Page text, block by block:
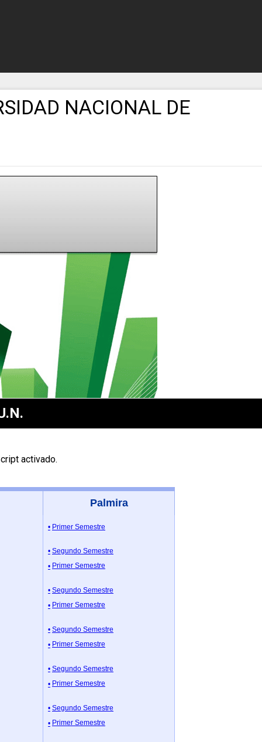
NACIONAL DE
activado.
Palmira
Primer Semestre
Segundo Semestre
Primer Semestre
Segundo Semestre
Primer Semestre
Segundo Semestre
Primer Semestre
Segundo Semestre
Primer Semestre
Segundo Semestre
Primer Semestre